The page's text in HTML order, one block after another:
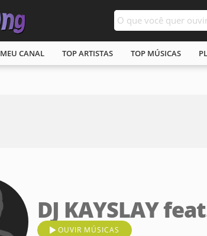
MEU CANAL TOP ARTISTAS TOP MÚSICAS
DJ KAYSLAY
OUVIR MÚSICAS